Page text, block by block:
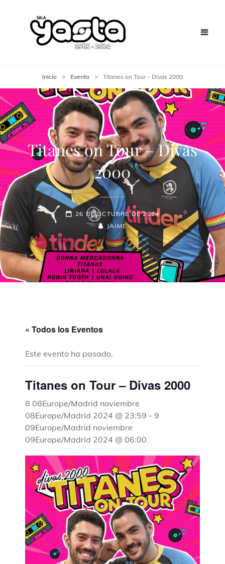
Inicio > Evento > Titanes on Tour – Divas 2000
Titanes on Tour – Divas
2000
26 DE OCTUBRE DE 2024
JAIME
« Todos los Eventos
Este evento ha pasado.
Titanes on Tour – Divas 2000
8 08Europe/Madrid noviembre
08Europe/Madrid 2024 @ 23:59 - 9
09Europe/Madrid noviembre
09Europe/Madrid 2024 @ 06:00